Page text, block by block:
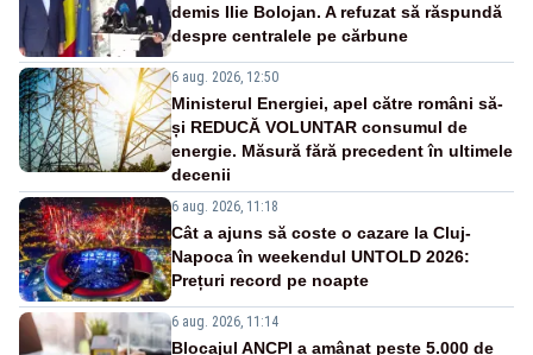
demis Ilie Bolojan. A refuzat să răspundă
despre centralele pe cărbune
6 aug. 2026, 12:50
Ministerul Energiei, apel către români să-
și REDUCĂ VOLUNTAR consumul de
energie. Măsură fără precedent în ultimele
decenii
6 aug. 2026, 11:18
Cât a ajuns să coste o cazare la Cluj-
Napoca în weekendul UNTOLD 2026:
Prețuri record pe noapte
6 aug. 2026, 11:14
Blocajul ANCPI a amânat peste 5.000 de